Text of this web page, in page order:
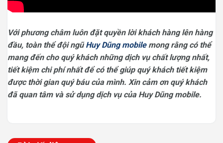
Với phương châm luôn đặt quyền lời khách hàng lên hàng
đầu, toàn thể đội ngũHuy Dũng mobilemong rằng có thể
mang đến cho quý khách những dịch vụ chất lượng nhất,
tiết kiệm chi phí nhất để có thể giúp quý khách tiết kiệm
được thời gian quý báu của mình. Xin cảm ơn quý khách
đã quan tâm và sử dụng dịch vụ của Huy Dũng mobile.